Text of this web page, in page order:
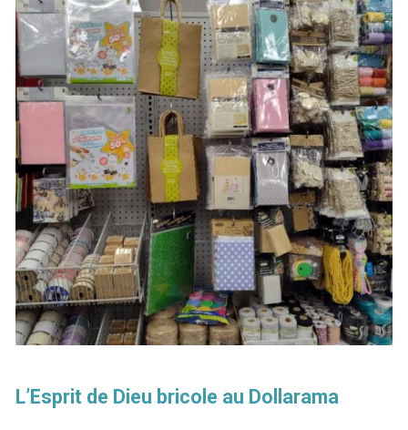
L’Esprit de Dieu bricole au Dollarama